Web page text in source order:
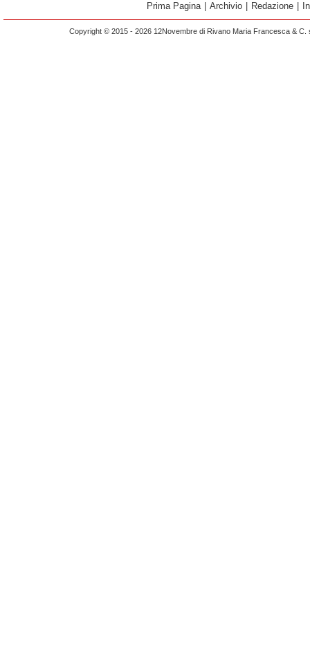
Prima Pagina Archivio Redazione
Copyright © 2015 - 2026 12Novembre di Rivano Maria Francesca &